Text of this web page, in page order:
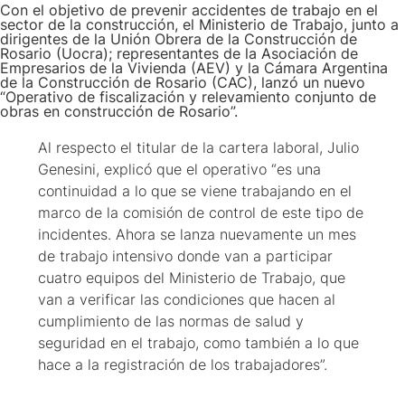
Con el objetivo de prevenir accidentes de trabajo en el
sector de la construcción, el Ministerio de Trabajo, junto a
dirigentes de la Unión Obrera de la Construcción de
Rosario (Uocra); representantes de la Asociación de
Empresarios de la Vivienda (AEV) y la Cámara Argentina
de la Construcción de Rosario (CAC), lanzó un nuevo
“Operativo de fiscalización y relevamiento conjunto de
obras en construcción de Rosario”.
Al respecto el titular de la cartera laboral, Julio
Genesini, explicó que el operativo “es una
continuidad a lo que se viene trabajando en el
marco de la comisión de control de este tipo de
incidentes. Ahora se lanza nuevamente un mes
de trabajo intensivo donde van a participar
cuatro equipos del Ministerio de Trabajo, que
van a verificar las condiciones que hacen al
cumplimiento de las normas de salud y
seguridad en el trabajo, como también a lo que
hace a la registración de los trabajadores”.